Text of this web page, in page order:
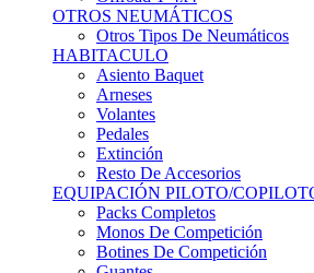
Otros Tipos De Neumáticos
HABITACULO
Asiento Baquet
Arneses
Volantes
Pedales
Extinción
Resto De Accesorios
EQUIPACIÓN PILOTO/COPILOTO
Packs Completos
Monos De Competición
Botines De Competición
Guantes
Ropa Interior